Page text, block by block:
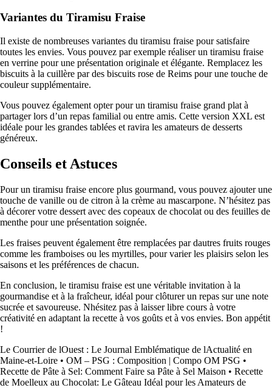
Variantes du Tiramisu Fraise
Il existe de nombreuses variantes du tiramisu fraise pour satisfaire
toutes les envies. Vous pouvez par exemple réaliser un tiramisu fraise
en verrine pour une présentation originale et élégante. Remplacez les
biscuits à la cuillère par des biscuits rose de Reims pour une touche de
couleur supplémentaire.
Vous pouvez également opter pour un tiramisu fraise grand plat à
partager lors d’un repas familial ou entre amis. Cette version XXL est
idéale pour les grandes tablées et ravira les amateurs de desserts
généreux.
Conseils et Astuces
Pour un tiramisu fraise encore plus gourmand, vous pouvez ajouter une
touche de vanille ou de citron à la crème au mascarpone. N’hésitez pas
à décorer votre dessert avec des copeaux de chocolat ou des feuilles de
menthe pour une présentation soignée.
Les fraises peuvent également être remplacées par dautres fruits rouges
comme les framboises ou les myrtilles, pour varier les plaisirs selon les
saisons et les préférences de chacun.
En conclusion, le tiramisu fraise est une véritable invitation à la
gourmandise et à la fraîcheur, idéal pour clôturer un repas sur une note
sucrée et savoureuse. Nhésitez pas à laisser libre cours à votre
créativité en adaptant la recette à vos goûts et à vos envies. Bon appétit
!
Le Courrier de lOuest : Le Journal Emblématique de lActualité en
Maine-et-Loire • OM – PSG : Composition | Compo OM PSG •
Recette de Pâte à Sel: Comment Faire sa Pâte à Sel Maison • Recette
de Moelleux au Chocolat: Le Gâteau Idéal pour les Amateurs de